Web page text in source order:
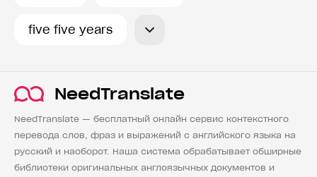
five five years
NeedTranslate
NeedTranslate — бесплатный онлайн сервис контекстного
перевода слов, фраз и выражений с английского языка на
русский и наоборот. Наша система обрабатывает обширные
библиотеки оригинальных англоязычных документов и